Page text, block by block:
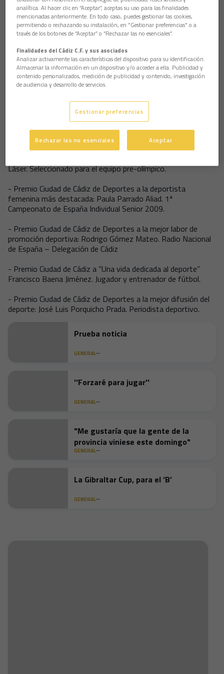
conjunto amarillo la pasada temporada. Quedó campeón del
Grupo IV de Segunda División B, ascendió al equipo a la
categoría de plata del fútbol español y logró el título de
Campeón de Campeones de Segunda B en la primera edición
que se disputa.
Por todos estos logros el jurado de los Premios Ciudad de
Cádiz de Deportes, presidido por D. Vicente Sánchez Costa,
Teniente Alcalde Delegado de Fiestas y Deporte, le ha
concedido el Premio Ciudad de Cádiz de Deportes al
entrenador más destacado.
El resto de premiados fueron:
- Premio Ciudad de Cádiz de Deportes al deportista masculino
Láser. Seleccionado para el equipo pre-olímpico.
- Premio Ciudad de Cádiz de Deportes a la deportista
femenina más destacada: Paula Parrado Aliad. 1ª
Campeonato de España Individual Senior 2009.
- Premio Ciudad de Cádiz de Deportes a la mejor labor de
promoción deportiva: Rodrigo Gómez Mateo. Radio Nacional
de España – Delegación de Cádiz
- Premio Ciudad de Cádiz a “Una vida dedicada al deporte”
Francisco Baena Jiménez. Jugador y entrenador de fútbol.
- Premio Ciudad de Cádiz de Deportes a la mejor difusión del
deporte: José Luis Porquicho Prada. Periodista deportivo.
Prueba noticia
GENERAL
''Forzaré para jugar''
GENERAL
"Me gustaría que la gente de la
provincia viniese este domingo"
GENERAL
La Gibraltar Cup, para el ‘B’
GENERAL
analítica. Al hacer clic en “Aceptar”, aceptas su uso para las finalidades
mencionadas anteriormente. En todo caso, puedes gestionar las cookies,
permitiendo o rechazando su instalación, en "Gestionar preferencias" o a
través de los botones de “Aceptar” o “Rechazar las no esenciales”.
Finalidades del Cádiz C.F. y sus asociados
Analizar activamente las características del dispositivo para su identificación.
Almacenar la información en un dispositivo y/o acceder a ella. Publicidad y
contenido personalizados, medición de publicidad y contenido, investigación
de audiencia y desarrollo de servicios.
Gestionar preferencias
Rechazar las no esenciales Aceptar